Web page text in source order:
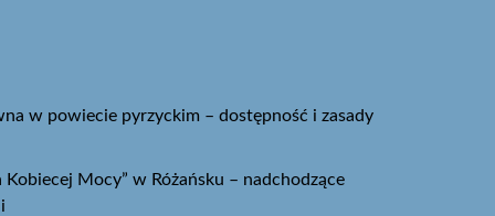
w powiecie pyrzyckim – dostępność i zasady
Kobiecej Mocy” w Różańsku – nadchodzące